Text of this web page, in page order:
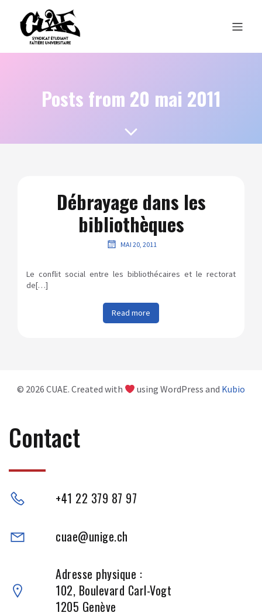
Posts from 20 mai 2011
Débrayage dans les
bibliothèques
MAI 20, 2011
Le conflit social entre les bibliothécaires et le rectorat
de[…]
Read more
© 2026 CUAE. Created with using WordPress and Kubio
Contact
+41 22 379 87 97
cuae@unige.ch
Adresse physique :
102, Boulevard Carl-Vogt
1205 Genève